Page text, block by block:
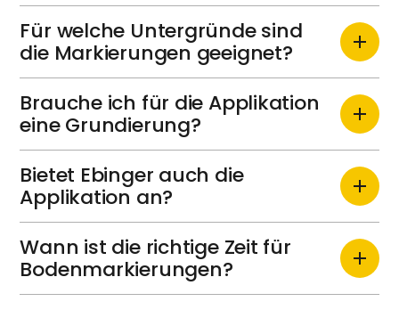
Für welche Untergründe sind
die Markierungen geeignet?
Brauche ich für die Applikation
eine Grundierung?
Bietet Ebinger auch die
Applikation an?
Wann ist die richtige Zeit für
Bodenmarkierungen?